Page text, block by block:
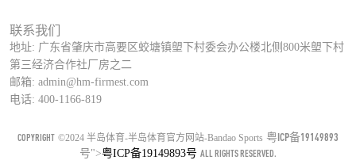
联系我们
地址: 广东省肇庆市高要区蛟塘镇塱下村委会办公楼北侧800米塱下村
第三经济合作社厂房之二
邮箱: admin@hm-firmest.com
电话: 400-1166-819
COPYRIGHT ©2024 半岛体育-半岛体育官方网站-Bandao Sports 粤ICP备19149893
号">粤ICP备19149893号 ALL RIGHTS RESERVED.